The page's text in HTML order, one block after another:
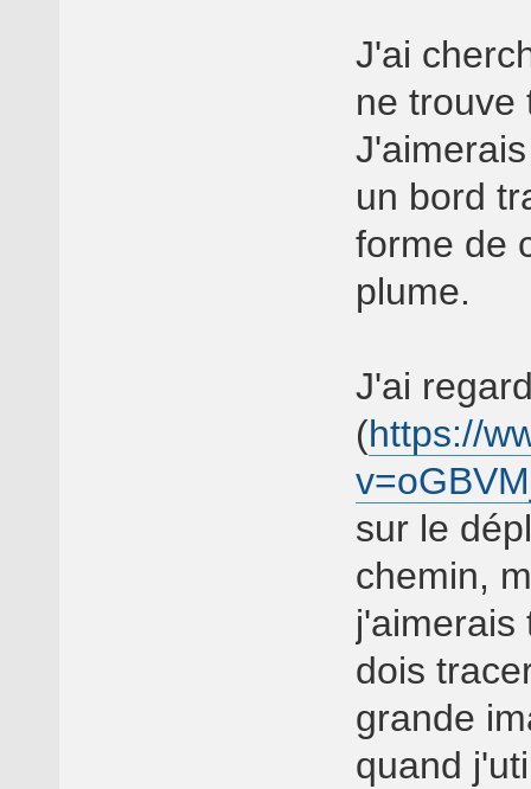
J'ai
ne trouve
un bord
forme de
plume.
J'ai
(https://
sur le
chemin,
j'aimerais
dois
grande
quand